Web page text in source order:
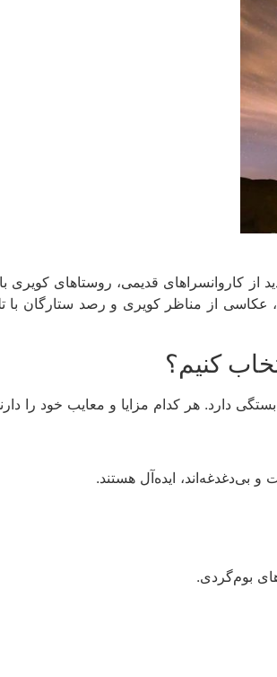
از کاروانسراهای قدیمی، روستاهای
از مناظر کویری و رصد ستارگان با
کنیم؟
دارد. هر کدام مزایا و معایب خود را
بی‌دغدغه‌اند، ایده‌آل هستند.
بوم‌گردی.